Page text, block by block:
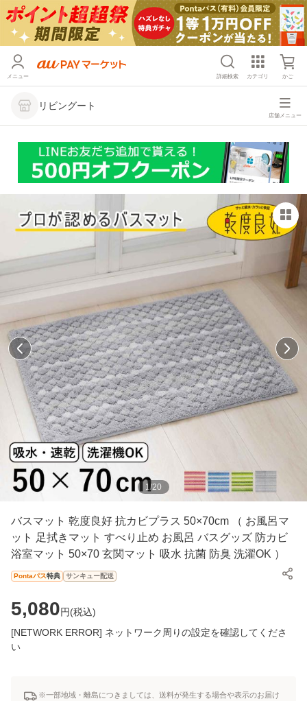
メニュー 詳細検索 カテゴリ かご
リビングート
店舗メニュー
1 /20
バスマット 乾度良好 抗カビプラス 50×70cm （ お風呂マ
ット 足拭きマット すべり止め お風呂 バスグッズ 防カビ
浴室マット 50×70 玄関マット 吸水 抗菌 防臭 洗濯OK ）
Pontaパス特典 サンキュー配送
5,080円(税込)
[NETWORK ERROR] ネットワーク周りの設定を確認してくださ
い
※一部地域・離島につきましては、送料が発生する場合や表示のお届け